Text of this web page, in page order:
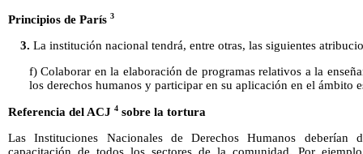
Principios de París 3
3. La institución nacional tendrá, entre otras, las siguientes
f) Colaborar en la elaboración de programas relativos a la
los derechos humanos y participar en su aplicación en el ámbito
Referencia del ACJ 4 sobre la tortura
Las Instituciones Nacionales de Derechos Humanos deberían
capacitación de todos los sectores de la comunidad. Por